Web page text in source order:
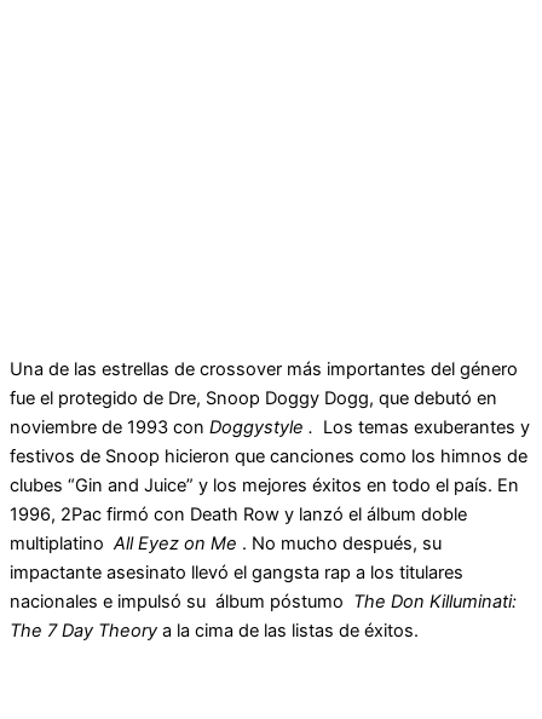
Una de las estrellas de crossover más importantes del género
fue el protegido de Dre, Snoop Doggy Dogg, que debutó en
noviembre de 1993 con Doggystyle . Los temas exuberantes y
festivos de Snoop hicieron que canciones como los himnos de
clubes “Gin and Juice” y los mejores éxitos en todo el país. En
1996, 2Pac firmó con Death Row y lanzó el álbum doble
multiplatino All Eyez on Me . No mucho después, su
impactante asesinato llevó el gangsta rap a los titulares
nacionales e impulsó su álbum póstumo The Don Killuminati:
The 7 Day Theory a la cima de las listas de éxitos.